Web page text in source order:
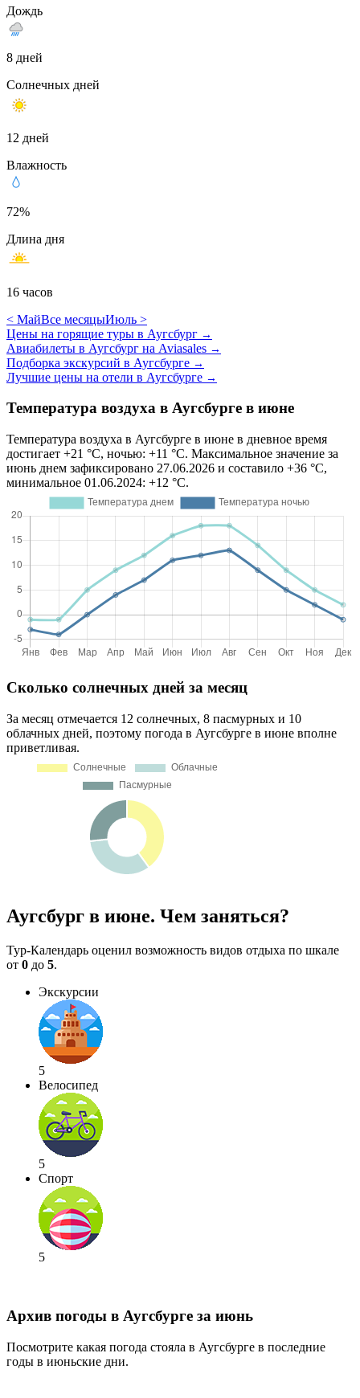
Дождь
8 дней
Солнечных дней
12 дней
Влажность
72%
Длина дня
16 часов
< МайВсе месяцыИюль >
Цены на горящие туры в Аугсбург →
Авиабилеты в Аугсбург на Aviasales →
Подборка экскурсий в Аугсбурге →
Лучшие цены на отели в Аугсбурге →
Температура воздуха в Аугсбурге в июне
Температура воздуха в Аугсбурге в июне в дневное время
достигает +21 °C, ночью: +11 °C. Максимальное значение за
июнь днем зафиксировано 27.06.2026 и составило +36 °C,
минимальное 01.06.2024: +12 °C.
Сколько солнечных дней за месяц
За месяц отмечается 12 солнечных, 8 пасмурных и 10
облачных дней, поэтому погода в Аугсбурге в июне вполне
приветливая.
Аугсбург в июне. Чем заняться?
Тур-Календарь оценил возможность видов отдыха по шкале
от 0 до 5.
Экскурсии
5
Велосипед
5
Спорт
5
Архив погоды в Аугсбурге за июнь
Посмотрите какая погода стояла в Аугсбурге в последние
годы в июньские дни.